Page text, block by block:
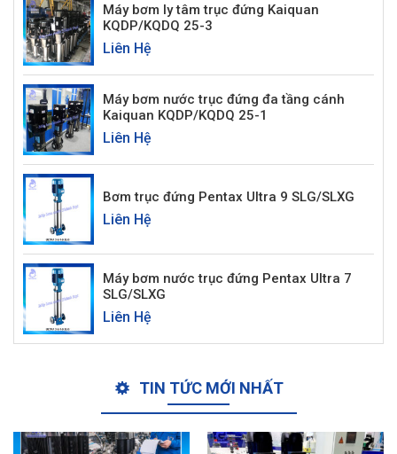
Máy bơm ly tâm trục đứng Kaiquan
KQDP/KQDQ 25-3
Liên Hệ
Máy bơm nước trục đứng đa tầng cánh
Kaiquan KQDP/KQDQ 25-1
Liên Hệ
Bơm trục đứng Pentax Ultra 9 SLG/SLXG
Liên Hệ
Máy bơm nước trục đứng Pentax Ultra 7
SLG/SLXG
Liên Hệ
TIN TỨC MỚI NHẤT